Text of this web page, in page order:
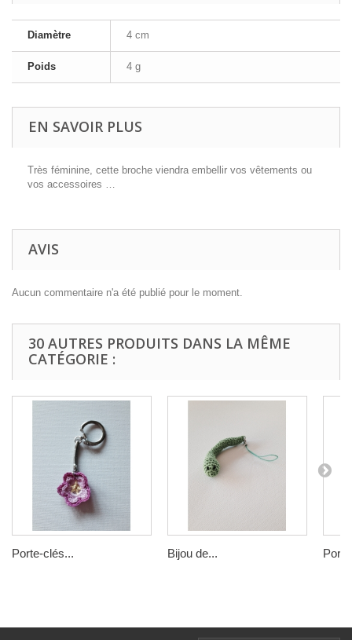
Diamètre 4 cm
Poids 4 g
EN SAVOIR PLUS
Très féminine, cette broche viendra embellir vos vêtements ou
vos accessoires …
AVIS
Aucun commentaire n'a été publié pour le moment.
30 AUTRES PRODUITS DANS LA MÊME
CATÉGORIE :
Porte-clés... Bijou de...